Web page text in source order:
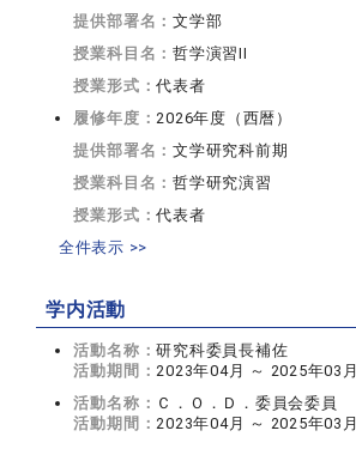
提供部署名：文学部
授業科目名：哲学演習II
授業形式：代表者
履修年度：2026年度（西暦）
提供部署名：文学研究科前期
授業科目名：哲学研究演習
授業形式：代表者
全件表示 >>
学内活動
活動名称：研究科委員長補佐
活動期間：2023年04月 ～ 2025年03月
活動名称： Ｃ．Ｏ．Ｄ．委員会委員
活動期間：2023年04月 ～ 2025年03月